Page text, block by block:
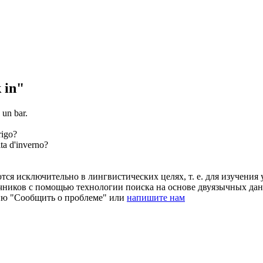
in"
bar.
d'inverno?
исключительно в лингвистических целях, т. е. для
с помощью технологии поиска на основе двуязычных
"Сообщить о проблеме" или напишите нам